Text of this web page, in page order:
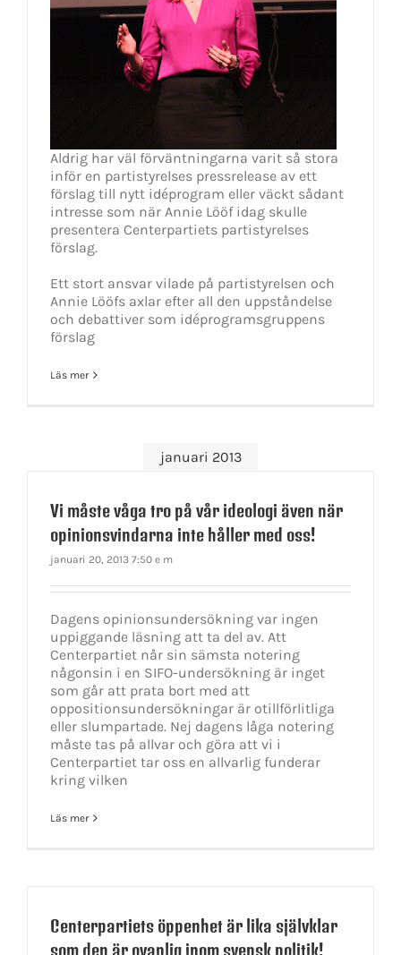
Aldrig har väl förväntningarna varit så stora
inför en partistyrelses pressrelease av ett
förslag till nytt idéprogram eller väckt sådant
intresse som när Annie Lööf idag skulle
presentera Centerpartiets partistyrelses
förslag.
Ett stort ansvar vilade på partistyrelsen och
Annie Lööfs axlar efter all den uppståndelse
och debattiver som idéprogramsgruppens
förslag
Läs mer
januari 2013
Vi måste våga tro på vår ideologi även när
opinionsvindarna inte håller med oss!
januari 20, 2013 7:50 e m
Dagens opinionsundersökning var ingen
uppiggande läsning att ta del av. Att
Centerpartiet når sin sämsta notering
någonsin i en SIFO-undersökning är inget
som går att prata bort med att
oppositionsundersökningar är otillförlitliga
eller slumpartade. Nej dagens låga notering
måste tas på allvar och göra att vi i
Centerpartiet tar oss en allvarlig funderar
kring vilken
Läs mer
Centerpartiets öppenhet är lika självklar
som den är ovanlig inom svensk politik!